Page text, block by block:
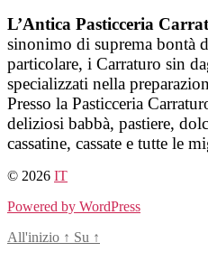
Salta
al
contenuto
L’Antica Pasticceria
sinonimo di suprema bontà
particolare, i Carraturo sin
specializzati nella
Presso la Pasticceria
deliziosi babbà, pastiere,
cassatine, cassate e tutte le
© 2026 IT
Powered by WordPress
All'inizio ↑ Su ↑